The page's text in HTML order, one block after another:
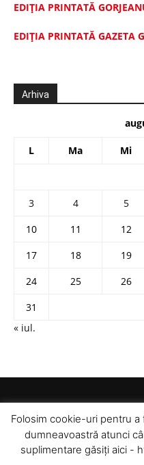
EDIȚIA PRINTATĂ
EDIŢIA PRINTATĂ GAZETA
Arhiva
L Ma Mi
3
4 5
10
11 12
17
18 19
24
25 26
31
« iul.
Folosim cookie-uri pentru
dumneavoastră atunci
suplimentare găsiți aici -